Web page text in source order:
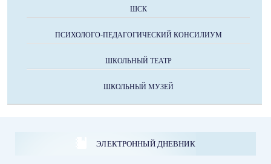
ШСК
ПСИХОЛОГО-ПЕДАГОГИЧЕСКИЙ КОНСИЛИУМ
ШКОЛЬНЫЙ ТЕАТР
ШКОЛЬНЫЙ МУЗЕЙ
ЭЛЕКТРОННЫЙ ДНЕВНИК